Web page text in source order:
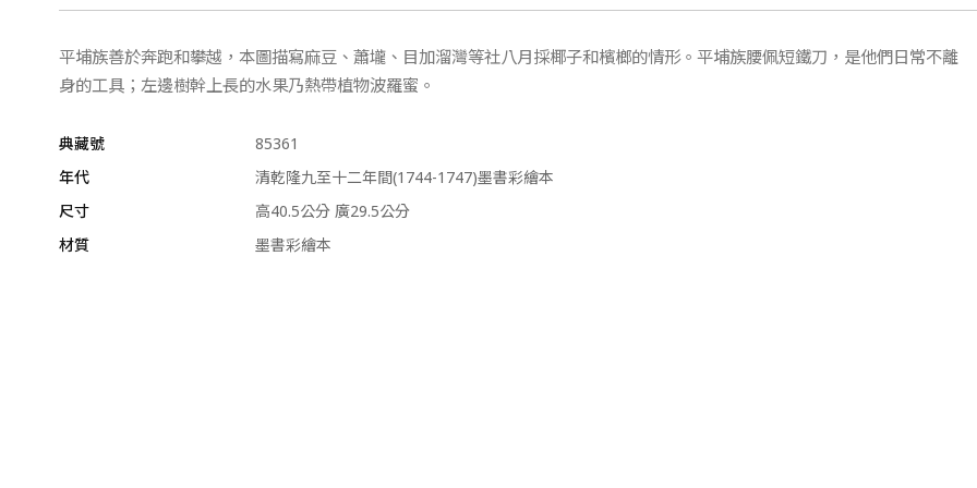
平埔族善於奔跑和攀越，本圖描寫麻豆、蕭壠、目加溜灣等社八月採椰子和檳榔的情形。平埔族腰佩短鐵刀，是他們日常不離
身的工具；左邊樹幹上長的水果乃熱帶植物波羅蜜。
典藏號
85361
年代
清乾隆九至十二年間(1744-1747)墨書彩繪本
尺寸
高40.5公分 廣29.5公分
材質
墨書彩繪本